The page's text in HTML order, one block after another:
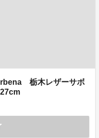
栃木レザーサボ